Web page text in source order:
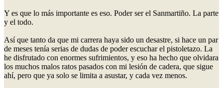
Y es que lo más importante es eso. Poder ser el Sanmartiño. La parte
y el todo.
Así que tanto da que mi carrera haya sido un desastre, si hace un par
de meses tenía serias de dudas de poder escuchar el pistoletazo. La
he disfrutado con enormes sufrimientos, y eso ha hecho que olvidara
los muchos malos ratos pasados con mi lesión de cadera, que sigue
ahí, pero que ya solo se limita a asustar, y cada vez menos.